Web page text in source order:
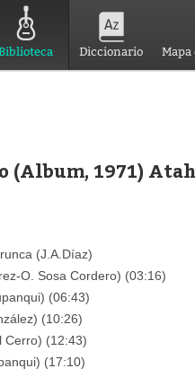
Diccionario
(Album, 1971)
(J.A.Díaz)
O. Sosa Cordero) (03:16)
(06:43)
(10:26)
Cerro) (12:43)
(17:10)